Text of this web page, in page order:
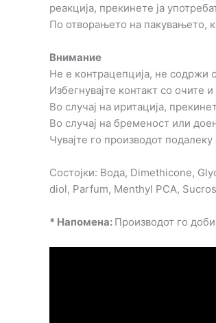
реакција, прекинете ја
По отворањето на пакувањето,
Внимание
Не е контрацепција, не содржи
Избегнувајте контакт со очите
Во случај на иритација,
Во случај на бременост или
Чувајте го производот
Состојки: Вода, Dimethicone,
diol, Parfum, Menthyl PCA,
* Напомена: Производот го